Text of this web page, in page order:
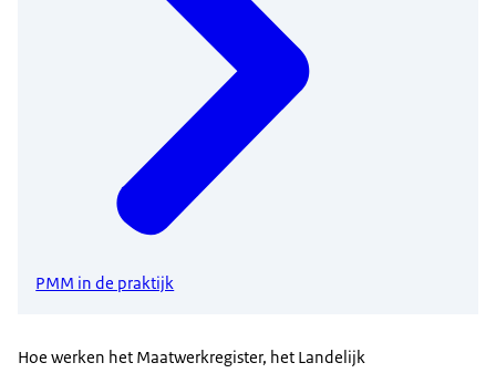
PMM in de praktijk
Hoe werken het Maatwerkregister, het Landelijk